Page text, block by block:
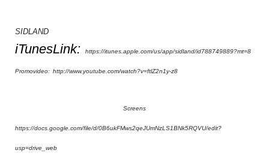
SIDLAND
iTunesLink: https://itunes.apple.com/us/app/sidland/id788749889?mt=8
Promovideo: http://www.youtube.com/watch?v=ftlZ2n1y-z8
Screens
https://docs.google.com/file/d/0B6ukFMws2qeJUmNzLS1BNk5RQVU/edit?
usp=drive_web